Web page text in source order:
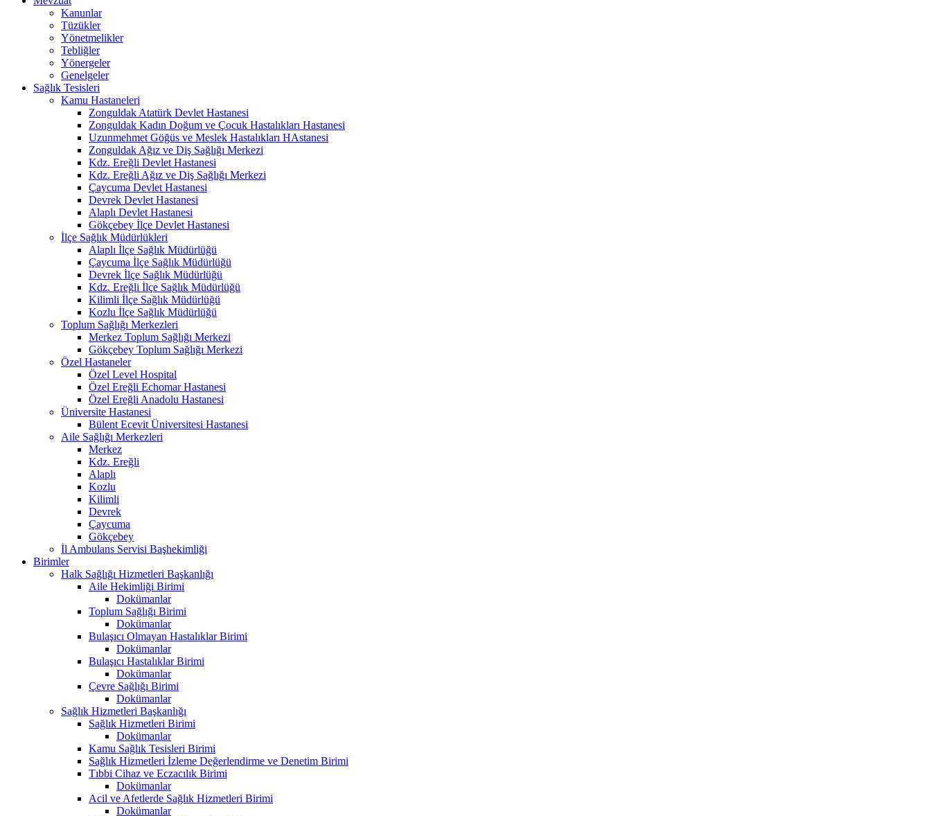
Kanunlar
Tüzükler
Yönetmelikler
Tebliğler
Yönergeler
Genelgeler
Sağlık Tesisleri
Kamu Hastaneleri
Zonguldak Atatürk Devlet Hastanesi
Zonguldak Kadın Doğum ve Çocuk Hastalıkları Hastanesi
Uzunmehmet Göğüs ve Meslek Hastalıkları HAstanesi
Zonguldak Ağız ve Diş Sağlığı Merkezi
Kdz. Ereğli Devlet Hastanesi
Kdz. Ereğli Ağız ve Diş Sağlığı Merkezi
Çaycuma Devlet Hastanesi
Devrek Devlet Hastanesi
Alaplı Devlet Hastanesi
Gökçebey İlçe Devlet Hastanesi
İlçe Sağlık Müdürlükleri
Alaplı İlçe Sağlık Müdürlüğü
Çaycuma İlçe Sağlık Müdürlüğü
Devrek İlçe Sağlık Müdürlüğü
Kdz. Ereğli İlçe Sağlık Müdürlüğü
Kilimli İlçe Sağlık Müdürlüğü
Kozlu İlçe Sağlık Müdürlüğü
Toplum Sağlığı Merkezleri
Merkez Toplum Sağlığı Merkezi
Gökçebey Toplum Sağlığı Merkezi
Özel Hastaneler
Özel Level Hospital
Özel Ereğli Echomar Hastanesi
Özel Ereğli Anadolu Hastanesi
Üniversite Hastanesi
Bülent Ecevit Üniversitesi Hastanesi
Aile Sağlığı Merkezleri
Merkez
Kdz. Ereğli
Alaplı
Kozlu
Kilimli
Devrek
Çaycuma
Gökçebey
İl Ambulans Servisi Başhekimliği
Birimler
Halk Sağlığı Hizmetleri Başkanlığı
Aile Hekimliği Birimi
Dokümanlar
Toplum Sağlığı Birimi
Dokümanlar
Bulaşıcı Olmayan Hastalıklar Birimi
Dokümanlar
Bulaşıcı Hastalıklar Birimi
Dokümanlar
Çevre Sağlığı Birimi
Dokümanlar
Sağlık Hizmetleri Başkanlığı
Sağlık Hizmetleri Birimi
Dokümanlar
Kamu Sağlık Tesisleri Birimi
Sağlık Hizmetleri İzleme Değerlendirme ve Denetim Birimi
Tıbbi Cihaz ve Eczacılık Birimi
Dokümanlar
Acil ve Afetlerde Sağlık Hizmetleri Birimi
Dokümanlar